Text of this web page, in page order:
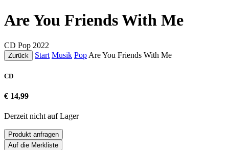
Are You Friends With Me
CD Pop 2022
Zurück Start Musik Pop Are You Friends With Me
CD
€ 14,99
Derzeit nicht auf Lager
Produkt anfragen
Auf die Merkliste